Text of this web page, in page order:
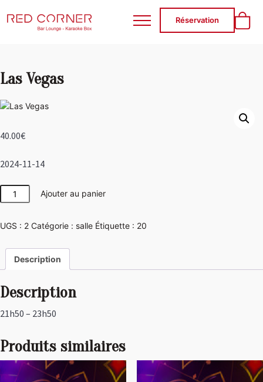
RED CORNER
Réservation
Las Vegas
40.00€
2024-11-14
quantité
de
Vegas
Ajouter au panier
UGS : 2 Catégorie : salle Étiquette : 20
Description
Description
21h50 – 23h50
Produits similaires